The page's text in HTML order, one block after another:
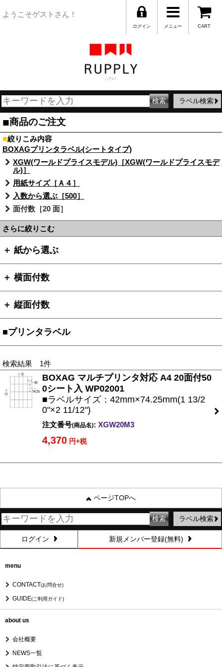
ようこそゲストさん！
CART
メニュー
ログイン
ラベル検索
■商品のご注文
■絞りこみ内容
BOXAGプリンタラベル(シートタイプ)
XGW(ワールドプライスモデル)［XGW(ワールドプライスモデ
ル)］
用紙サイズ［Ａ４］
入数から選ぶ［500］
面付数［20 面］
さらに絞りこむ
＋ 紙から選ぶ
＋ 横面付数
＋ 縦面付数
■プリンタラベル
検索結果 1件
BOXAG マルチプリンタ対応 A4 20面付50
0シート入 WP02001
■ラベルサイズ：42mm×74.25mm(1 13/2
0"×2 11/12")
注文番号(商品名): XGW20M3
4,370 円+税
ページTOPへ
ラベル検索
ログイン 新規メンバー登録(無料)
menu
CONTACT(お問合せ)
GUIDE(ご利用ガイド)
about us
会社概要
NEWS一覧